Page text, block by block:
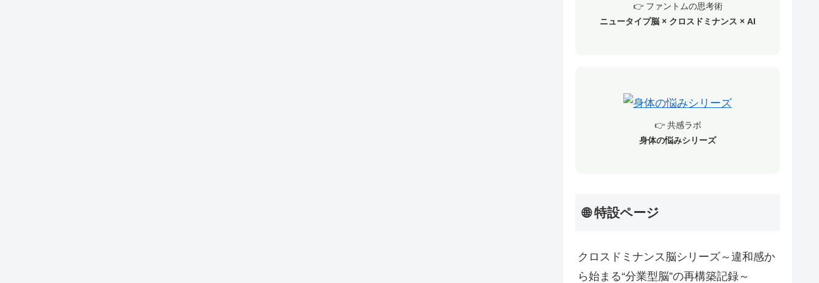
👉 ファントムの思考術
ニュータイプ脳 × クロスドミナンス × AI
👉 共感ラボ
身体の悩みシリーズ
🌐 特設ページ
クロスドミナンス脳シリーズ～違和感か
ら始まる“分業型脳”の再構築記録～